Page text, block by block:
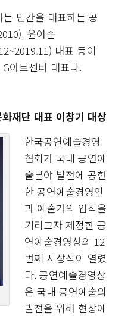
민간을 대표하는 공
윤여순
대표 등이
아트센터 대표다.
재단 대표 이창기 대상
한국공연예술경영
협회가 국내 공연예
술분야 발전에 공헌
한 공연예술경영인
과 예술가의 업적을
기리고자 제정한 공
연예술경영상의 12
번째 시상식이 열렸
다. 공연예술경영상
은 국내 공연예술의
발전을 위해 현장에